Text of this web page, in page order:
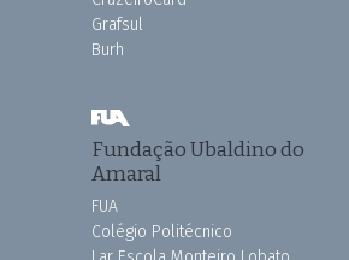
Grafsul
Burh
Fundação Ubaldino do
Amaral
FUA
Colégio Politécnico